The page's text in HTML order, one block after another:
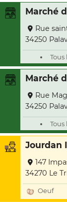
Marché
Rue
34250
Tous
Marché
Rue
34250
Tous
Jourdan
147
34270 Le
Oeuf